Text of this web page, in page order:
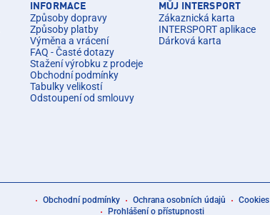
INFORMACE
Způsoby dopravy
Způsoby platby
Výměna a vrácení
FAQ - Časté dotazy
Stažení výrobku z prodeje
Obchodní podmínky
Tabulky velikostí
Odstoupení od smlouvy
MŮJ INTERSPORT
Zákaznická karta
INTERSPORT aplikace
Dárková karta
Obchodní podmínky Ochrana osobních údajů
Cookies
Prohlášení o přístupnosti